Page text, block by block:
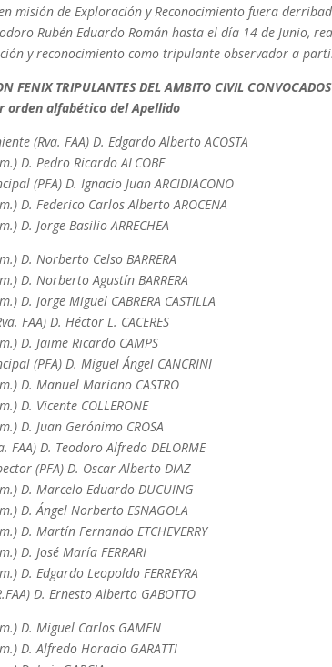
misión de Exploración y Reconocimiento fuera
Rubén Eduardo Román hasta el día 14 de Junio,
y reconocimiento como tripulante observador a
FENIX TRIPULANTES DEL AMBITO CIVIL
orden alfabético del Apellido
(Rva. FAA) D. Edgardo Alberto ACOSTA
D. Pedro Ricardo ALCOBE
(PFA) D. Ignacio Juan ARCIDIACONO
D. Federico Carlos Alberto AROCENA
D. Jorge Basilio ARRECHEA
D. Norberto Celso BARRERA
D. Norberto Agustín BARRERA
D. Jorge Miguel CABRERA CASTILLA
FAA) D. Héctor L. CACERES
D. Jaime Ricardo CAMPS
(PFA) D. Miguel Ángel CANCRINI
D. Manuel Mariano CASTRO
D. Vicente COLLERONE
D. Juan Gerónimo CROSA
FAA) D. Teodoro Alfredo DELORME
(PFA) D. Oscar Alberto DIAZ
D. Marcelo Eduardo DUCUING
D. Ángel Norberto ESNAGOLA
D. Martín Fernando ETCHEVERRY
D. José María FERRARI
D. Edgardo Leopoldo FERREYRA
D. Ernesto Alberto GABOTTO
D. Miguel Carlos GAMEN
D. Alfredo Horacio GARATTI